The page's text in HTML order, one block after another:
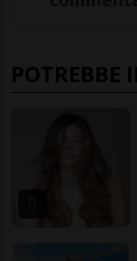
POTREBBE